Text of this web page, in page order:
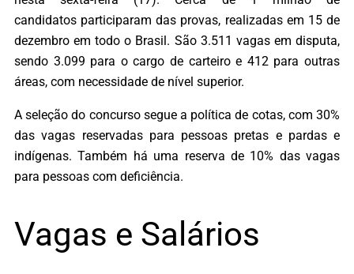
candidatos participaram das provas, realizadas em 15 de
dezembro em todo o Brasil. São 3.511 vagas em disputa,
sendo 3.099 para o cargo de carteiro e 412 para outras
áreas, com necessidade de nível superior.
A seleção do concurso segue a política de cotas, com 30%
das vagas reservadas para pessoas pretas e pardas e
indígenas. Também há uma reserva de 10% das vagas
para pessoas com deficiência.
Vagas e Salários